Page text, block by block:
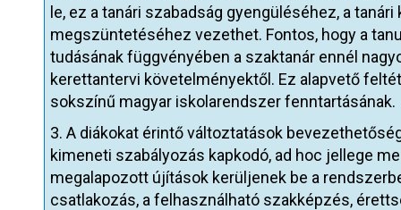
le, ez a tanári szabadság gyengüléséhez, a
megszüntetéséhez vezethet. Fontos, hogy a
tudásának függvényében a szaktanár ennél
kerettantervi követelményektől. Ez alapvető
sokszínű magyar iskolarendszer fenntartásának.
3. A diákokat érintő változtatások
kimeneti szabályozás kapkodó, ad hoc jellege
megalapozott újítások kerüljenek be a
csatlakozás, a felhasználható szakképzés,